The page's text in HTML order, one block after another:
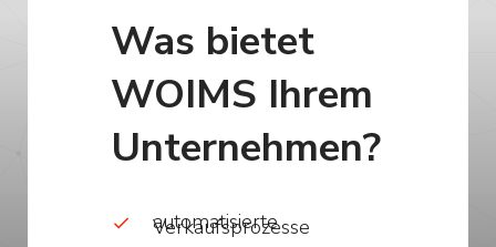
Was bietet
WOIMS Ihrem
Unternehmen?
automatisierte
Verkaufsprozesse